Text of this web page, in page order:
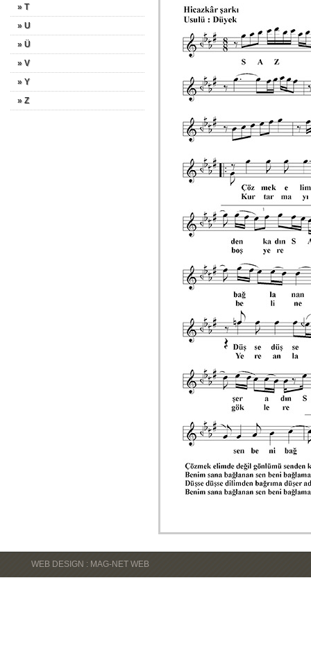
» T
» U
» Ü
» V
» Y
» Z
WEB DESIGN : MAG-NET WEB